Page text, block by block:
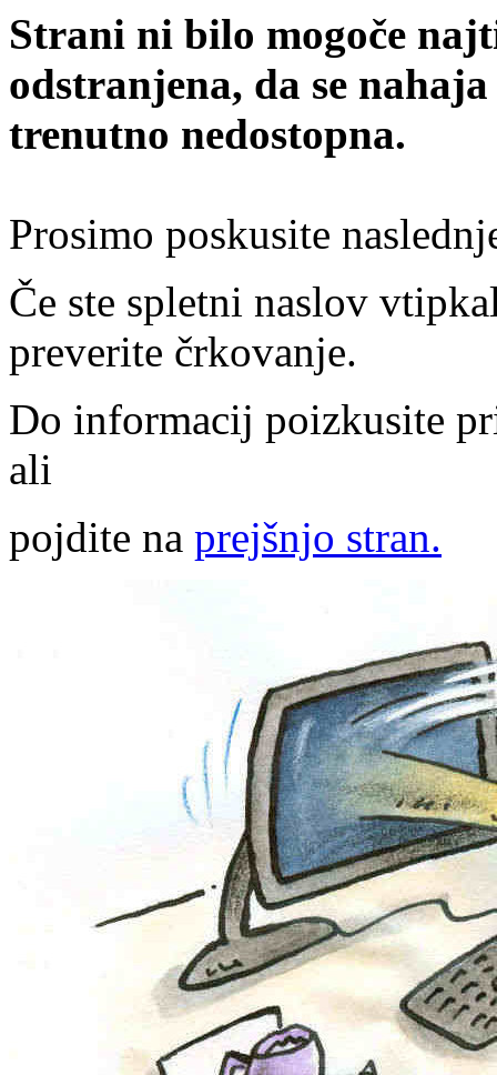
Strani ni bilo mogoče
odstranjena, da se
trenutno nedostopna.
Prosimo poskusite
Če ste spletni naslov
preverite črkovanje.
Do informacij poizkusite
ali
pojdite na prejšnjo stran.